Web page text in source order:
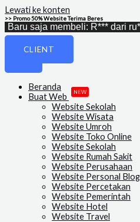
Lewati ke konten
>> Promo 50% Website Terima Beres
membeli: R*** dari ru***eb.id
CLIENT
Beranda
Buat Web
NEW
Website Sekolah
Website Wisata
Website Umroh
Website Toko Online
Website Sekolah
Website Rumah Sakit
Website Perusahaan
Website Personal Blog
Website Percetakan
Website Pemerintah
Website Hotel
Website Travel